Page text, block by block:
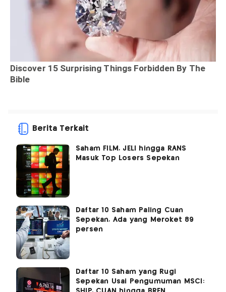
Berita Terkait
Saham FILM, JELI hingga RANS
Masuk Top Losers Sepekan
Daftar 10 Saham Paling Cuan
Sepekan, Ada yang Meroket 89
persen
Daftar 10 Saham yang Rugi
Sepekan Usai Pengumuman MSCI: